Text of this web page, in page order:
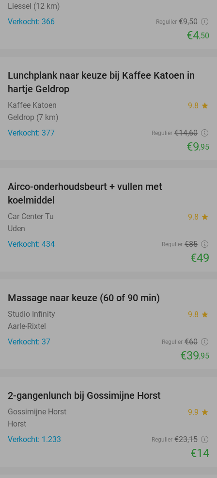
Liessel (12 km)
Verkocht: 366
Regulier €9,50
€4,50
32%
Lunchplank naar keuze bij Kaffee Katoen in
hartje Geldrop
Kaffee Katoen 9.8 star
Geldrop (7 km)
Verkocht: 377
Regulier €14,60
€9,95
Airco-onderhoudsbeurt + vullen met
koelmiddel
Car Center Tu 9.8 star
Uden
Verkocht: 434
Regulier €85
€49
Massage naar keuze (60 of 90 min)
Studio Infinity 9.8 star
Aarle-Rixtel
Verkocht: 37
Regulier €60
€39,95
2-gangenlunch bij Gossimijne Horst
Gossimijne Horst 9.9 star
Horst
Verkocht: 1.233
Regulier €23,15
€14